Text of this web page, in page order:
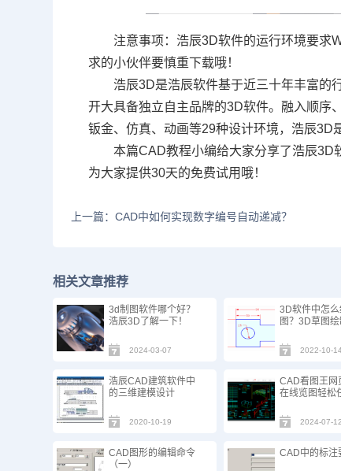
注意事项：浩辰3D软件的运行环境要求
求的小伙伴要慎重下载哦！
浩辰3D是浩辰软件基于近三十年丰富的
开大具备独立自主品牌的3D软件。融入顺序
钣金、仿真、动画等29种设计环境，浩辰3D
本篇CAD教程小编给大家分享了浩辰3D
为大家提供30天的免费试用哦！
上一篇：CAD中如何实现数字编号自动递减？
相关文章推荐
3d制图软件哪个好？
浩辰3D了解一下！
2024-03-07
3D软件中怎
图？3D草图
2022-10-14
浩辰CAD建筑软件中
的三维建模设计
2020-10-19
CAD看图王网
在线览图轻松
2024-07-12
CAD图形的编辑命令
（一）
CAD中的标注